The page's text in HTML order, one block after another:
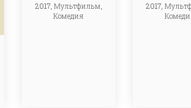
2017, Мультфильм
Комедия
2017,